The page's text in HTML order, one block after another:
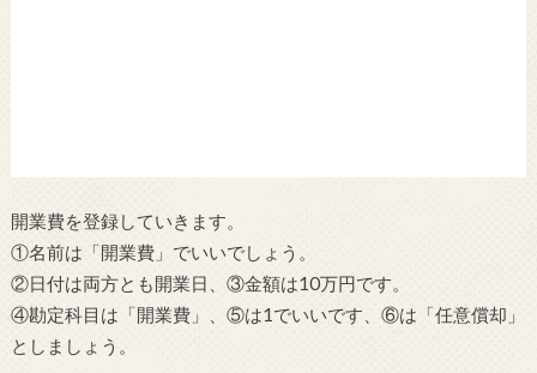
開業費を登録していきます。
①名前は「開業費」でいいでしょう。
②日付は両方とも開業日、③金額は10万円です。
④勘定科目は「開業費」、⑤は1でいいです、⑥は「任意償却」
としましょう。